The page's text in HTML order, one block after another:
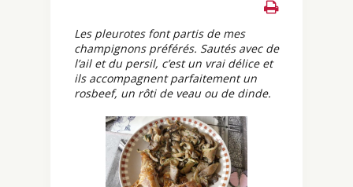
Les pleurotes font partis de mes
champignons préférés. Sautés avec de
l’ail et du persil, c’est un vrai délice et
ils accompagnent parfaitement un
rosbeef, un rôti de veau ou de dinde.